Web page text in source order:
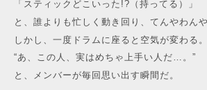
「スティックどこいった!?（持ってる）」
と、誰よりも忙しく動き回り、てんやわんや
しかし、一度ドラムに座ると空気が変わる。
“あ、この人、実はめちゃ上手い人だ…。”
と、メンバーが毎回思い出す瞬間だ。